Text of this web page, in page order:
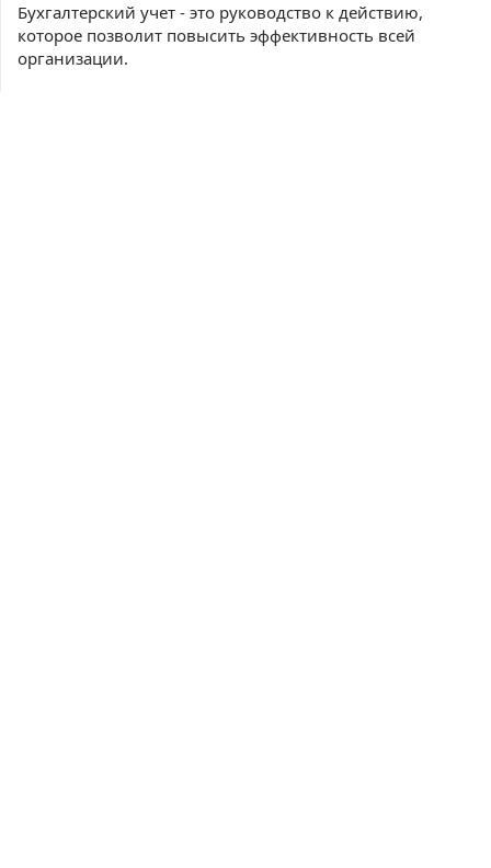
Бухгалтерский учет - это руководство к действию,
которое позволит повысить эффективность всей
организации.